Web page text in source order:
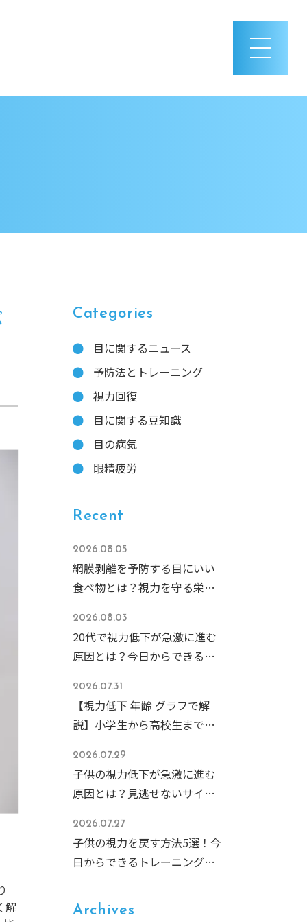
解
Categories
目に関するニュース
予防法とトレーニング
視力回復
目に関する豆知識
目の病気
眼精疲労
Recent
2026.08.05
網膜剥離を予防する目にいい
食べ物とは？視力を守る栄養
2026.08.03
20代で視力低下が急激に進む
原因とは？今日からできる予
2026.07.31
【視力低下 年齢 グラフで解
説】小学生から高校生まで急
因と今すぐできる予防法
2026.07.29
子供の視力低下が急激に進む
原因とは？見逃せないサイン
2026.07.27
子供の視力を戻す方法5選！今
日からできるトレーニングと
Archives